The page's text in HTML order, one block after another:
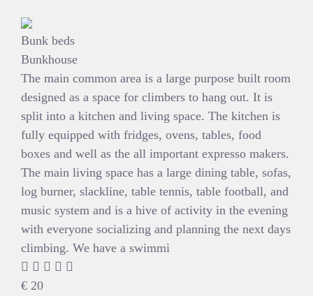
Bunk beds
Bunkhouse
The main common area is a large purpose built room
designed as a space for climbers to hang out. It is
split into a kitchen and living space. The kitchen is
fully equipped with fridges, ovens, tables, food
boxes and well as the all important expresso makers.
The main living space has a large dining table, sofas,
log burner, slackline, table tennis, table football, and
music system and is a hive of activity in the evening
with everyone socializing and planning the next days
climbing. We have a swimmi
€ 20